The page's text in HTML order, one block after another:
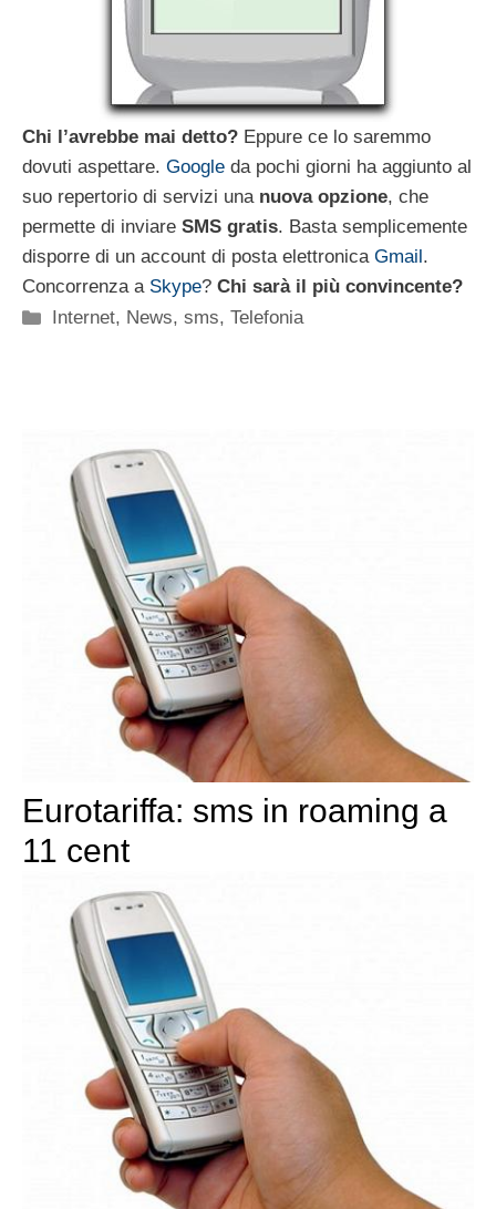
Chi l’avrebbe mai detto? Eppure ce lo saremmo
dovuti aspettare. Google da pochi giorni ha aggiunto al
suo repertorio di servizi una nuova opzione, che
permette di inviare SMS gratis. Basta semplicemente
disporre di un account di posta elettronica Gmail .
Concorrenza aSkype? Chi sarà il più convincente?
Categorie
Internet, News,sms,Telefonia
Eurotariffa: sms in roaming a
11 cent